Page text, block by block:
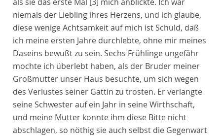
niemals der Liebling ihres Herzens, und ich glaube,
diese wenige Achtsamkeit auf mich ist Schuld, daß
ich meine ersten Jahre durchlebte, ohne mir meines
Daseins bewußt zu sein. Sechs Frühlinge ungefähr
mochte ich überlebt haben, als der Bruder meiner
Großmutter unser Haus besuchte, um sich wegen
des Verlustes seiner Gattin zu trösten. Er verlangte
seine Schwester auf ein Jahr in seine Wirthschaft,
und meine Mutter konnte ihm diese Bitte nicht
abschlagen, so nöthig sie auch selbst die Gegenwart